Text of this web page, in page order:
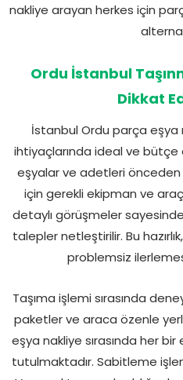
nakliye arayan herkes için
Ordu İstanbul
Dikkat
İstanbul Ordu parça eşya
ihtiyaçlarında ideal ve bütçe
eşyalar ve adetleri önceden
için gerekli ekipman ve
detaylı görüşmeler
talepler netleştirilir. Bu
problemsiz
Taşıma işlemi sırasında
paketler ve araca özenle
eşya nakliye sırasında her
tutulmaktadır. Sabitleme